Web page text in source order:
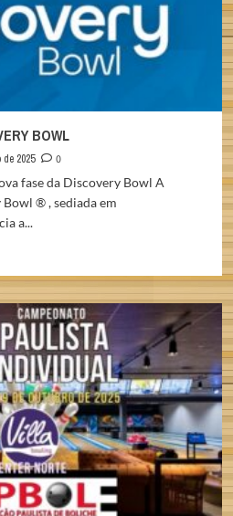
BOWL
2025
0
fase da Discovery Bowl A
® , sediada em
a...